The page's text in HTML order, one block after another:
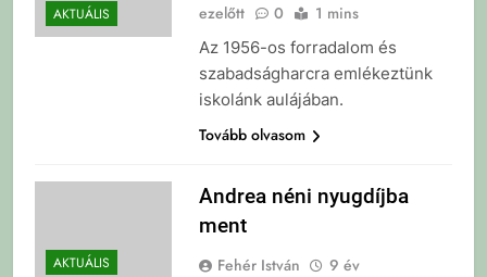
AKTUÁLIS
ezelőtt
0 1 mins
Az 1956-os forradalom és
szabadságharcra emlékeztünk
iskolánk aulájában.
Tovább olvasom
AKTUÁLIS
Andrea néni nyugdíjba
ment
Fehér István
9 év